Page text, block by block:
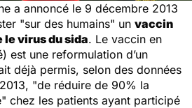
a annoncé le 9 décembre 2013
"sur des humains" un vaccin
virus du sida. Le vaccin en
est une reformulation d’un
déjà permis, selon des données
"de réduire de 90% la
chez les patients ayant participé